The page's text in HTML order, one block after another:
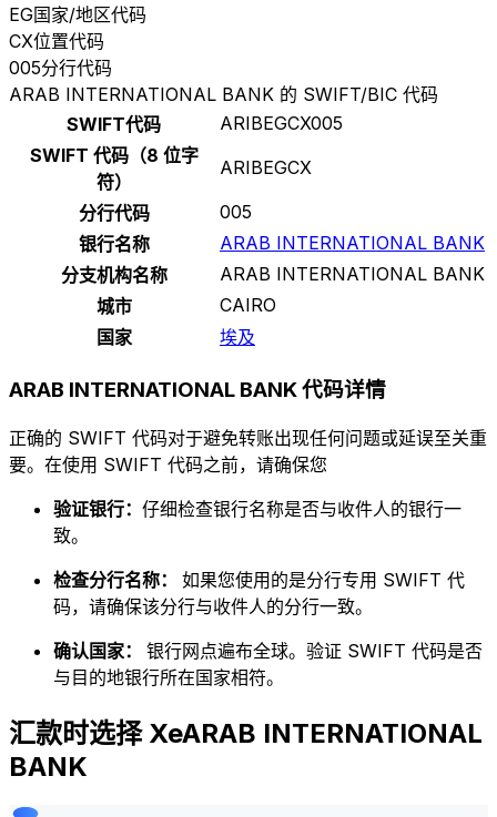
EG国家/地区代码
CX位置代码
005分行代码
ARAB INTERNATIONAL BANK 的 SWIFT/BIC 代码
SWIFT代码
ARIBEGCX005
SWIFT 代码（8 位字
符）
ARIBEGCX
分行代码
005
银行名称
ARAB INTERNATIONAL BANK
分支机构名称
ARAB INTERNATIONAL BANK
城市
CAIRO
国家
埃及
ARAB INTERNATIONAL BANK 代码详情
正确的 SWIFT 代码对于避免转账出现任何问题或延误至关重
要。在使用 SWIFT 代码之前，请确保您
验证银行： 仔细检查银行名称是否与收件人的银行一
致。
检查分行名称： 如果您使用的是分行专用 SWIFT 代
码，请确保该分行与收件人的分行一致。
确认国家： 银行网点遍布全球。验证 SWIFT 代码是否
与目的地银行所在国家相符。
汇款时选择 XeARAB INTERNATIONAL
BANK